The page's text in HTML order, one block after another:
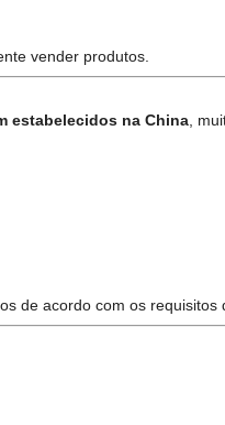
vender produtos.
estabelecidos na China ,
de acordo com os requisitos